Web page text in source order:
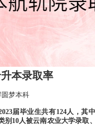
本录取率
梦本科
届毕业生共有124人，其
10人被云南农业大学录取